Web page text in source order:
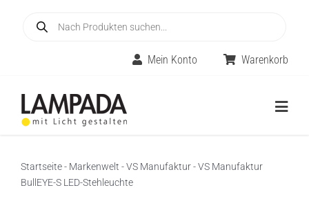
search
Mein Konto Warenkorb
Online-Shop
Startseite- Markenwelt -VS Manufaktur-VS Manufaktur
BullEYE-S LED-Stehleuchte